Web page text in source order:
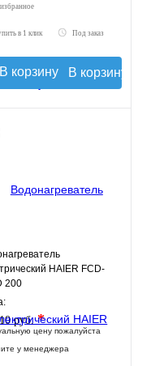
в 1 клик Под заказ
В корзину
HAIER FCD-
200
руб.*
цену пожалуйста
у менеджера